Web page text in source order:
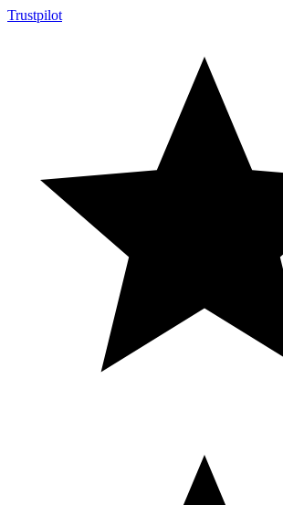
Trustpilot